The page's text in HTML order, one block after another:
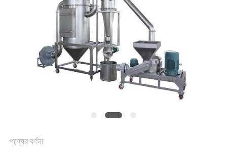
পণ্যের বর্ণনা